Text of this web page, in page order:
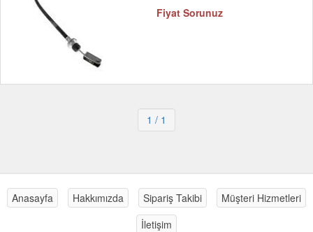
Fiyat Sorunuz
1 / 1
Anasayfa Hakkımızda Sipariş Takibi
Müşteri Hizmetleri
İletişim